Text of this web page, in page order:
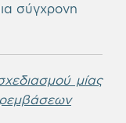
σύγχρονη
μίας